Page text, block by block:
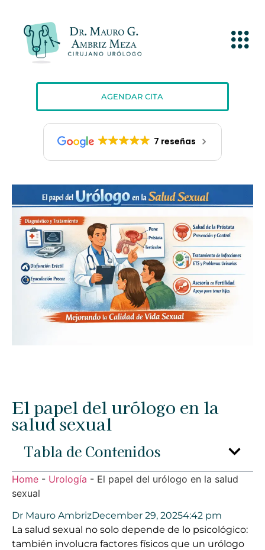
AGENDAR CITA
7 reseñas
El papel del urólogo en la
salud sexual
Tabla de Contenidos
Home - Urología - El papel del urólogo en la salud
sexual
Dr Mauro AmbrizDecember 29, 20254:42 pm
La salud sexual no solo depende de lo psicológico:
también involucra factores físicos que un urólogo